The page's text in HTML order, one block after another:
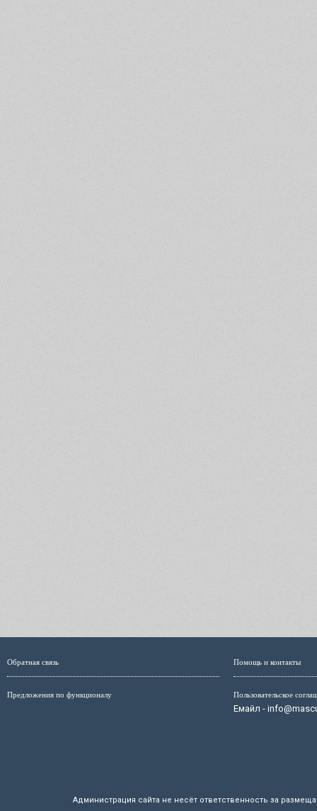
Обратная связь
Предложения по функционалу
Помощь и контакты
Пользовательское
Емайл -
Администрация сайта не несёт ответственность за